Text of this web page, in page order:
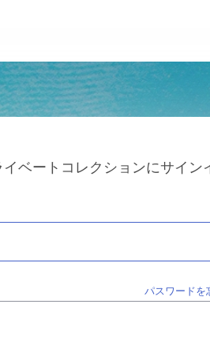
ベートコレクションにサイン
パスワードを